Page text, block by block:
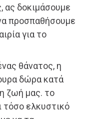
δοκιμάσουμε
προσπαθήσουμε
για το
θάνατος, η
δώρα κατά
ζωή μας. το
τόσο ελκυστικό